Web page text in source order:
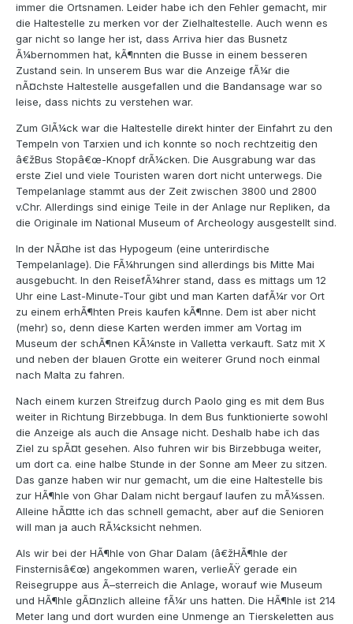
immer die Ortsnamen. Leider habe ich den Fehler gemacht, mir
die Haltestelle zu merken vor der Zielhaltestelle. Auch wenn es
gar nicht so lange her ist, dass Arriva hier das Busnetz
Ã¼bernommen hat, kÃ¶nnten die Busse in einem besseren
Zustand sein. In unserem Bus war die Anzeige fÃ¼r die
nÃ¤chste Haltestelle ausgefallen und die Bandansage war so
leise, dass nichts zu verstehen war.
Zum GlÃ¼ck war die Haltestelle direkt hinter der Einfahrt zu den
Tempeln von Tarxien und ich konnte so noch rechtzeitig den
â€žBus Stopâ€œ-Knopf drÃ¼cken. Die Ausgrabung war das
erste Ziel und viele Touristen waren dort nicht unterwegs. Die
Tempelanlage stammt aus der Zeit zwischen 3800 und 2800
v.Chr. Allerdings sind einige Teile in der Anlage nur Repliken, da
die Originale im National Museum of Archeology ausgestellt sind.
In der NÃ¤he ist das Hypogeum (eine unterirdische
Tempelanlage). Die FÃ¼hrungen sind allerdings bis Mitte Mai
ausgebucht. In den ReisefÃ¼hrer stand, dass es mittags um 12
Uhr eine Last-Minute-Tour gibt und man Karten dafÃ¼r vor Ort
zu einem erhÃ¶hten Preis kaufen kÃ¶nne. Dem ist aber nicht
(mehr) so, denn diese Karten werden immer am Vortag im
Museum der schÃ¶nen KÃ¼nste in Valletta verkauft. Satz mit X
und neben der blauen Grotte ein weiterer Grund noch einmal
nach Malta zu fahren.
Nach einem kurzen Streifzug durch Paolo ging es mit dem Bus
weiter in Richtung Birzebbuga. In dem Bus funktionierte sowohl
die Anzeige als auch die Ansage nicht. Deshalb habe ich das
Ziel zu spÃ¤t gesehen. Also fuhren wir bis Birzebbuga weiter,
um dort ca. eine halbe Stunde in der Sonne am Meer zu sitzen.
Das ganze haben wir nur gemacht, um die eine Haltestelle bis
zur HÃ¶hle von Ghar Dalam nicht bergauf laufen zu mÃ¼ssen.
Alleine hÃ¤tte ich das schnell gemacht, aber auf die Senioren
will man ja auch RÃ¼cksicht nehmen.
Als wir bei der HÃ¶hle von Ghar Dalam (â€žHÃ¶hle der
Finsternisâ€œ) angekommen waren, verlieÃŸ gerade ein
Reisegruppe aus Ã–sterreich die Anlage, worauf wie Museum
und HÃ¶hle gÃ¤nzlich alleine fÃ¼r uns hatten. Die HÃ¶hle ist 214
Meter lang und dort wurden eine Unmenge an Tierskeletten aus